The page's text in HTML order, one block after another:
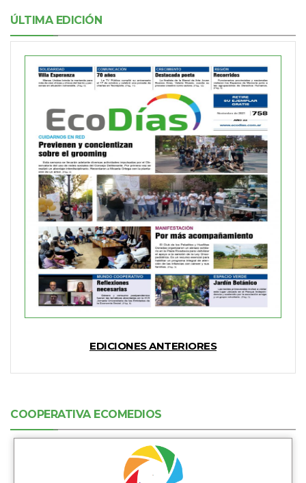
ÚLTIMA EDICIÓN
EDICIONES ANTERIORES
COOPERATIVA ECOMEDIOS